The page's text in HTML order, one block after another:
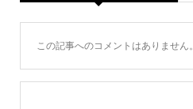
この記事へのコメントはありません。